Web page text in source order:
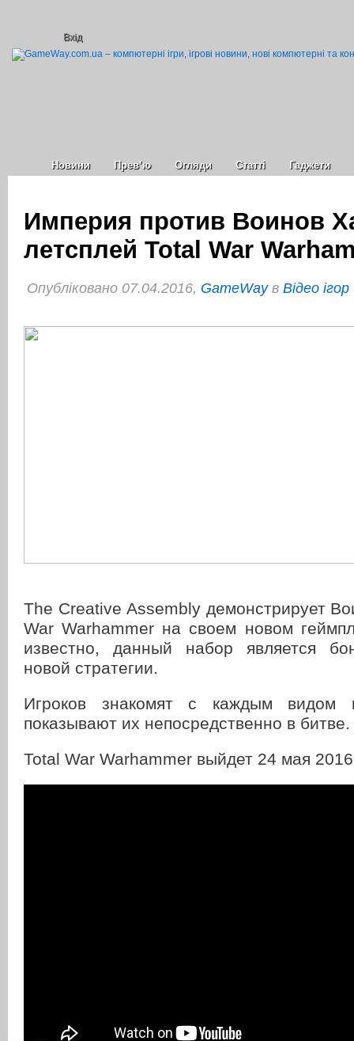
Вхід
Новини Прев’ю Огляди Статті Гаджети
Империя против Воинов
летсплей Total War
Опубліковано 07.04.2016, GameWayв Відео ігор
The Creative Assembly демонстрирует
War Warhammer на своем новом
известно, данный набор является
новой стратегии.
Игроков знакомят с каждым
показывают их непосредственно в битве.
Total War Warhammer выйдет 24 мая